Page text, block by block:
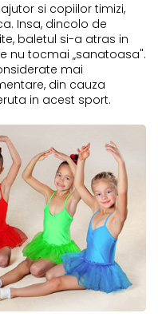
si copiilor timizi,
Insa, dincolo de
baletul si-a atras in
nu tocmai „sanatoasa".
mai
din cauza
in acest sport.